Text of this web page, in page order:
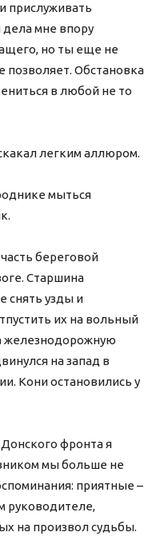
прислуживать
мне впору
но ты еще не
позволяет. Обстановка
в любой не то
легким аллюром.
мыться
береговой
Старшина
снять узды и
их на вольный
железнодорожную
на запад в
Кони остановились у
фронта я
мы больше не
приятные –
руководителе,
на произвол судьбы.